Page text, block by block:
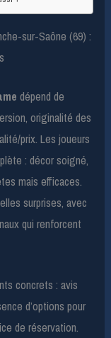
sur-Saône (69) :
dépend de
originalité des
prix. Les joueurs
: décor soigné,
mais efficaces.
surprises, avec
qui renforcent
concrets : avis
d’options pour
de réservation.